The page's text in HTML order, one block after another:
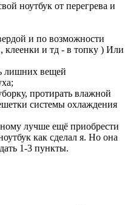
ноутбук от перегрева и
и по возможности
клеенки и тд - в топку ) Или
лишних вещей
протирать влажной
системы охлаждения
лучше ещё приобрести
как сделал я. Но она
1-3 пункты.